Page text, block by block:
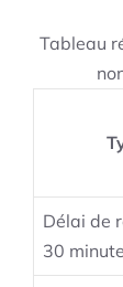
Tableau
Délai de
30